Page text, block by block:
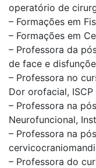
operatório de
– Formações em
– Formações em
– Professora da
de face e
– Professora no
Dor orofacial,
– Professora na
Neurofuncional,
– Professora na
– Professora do